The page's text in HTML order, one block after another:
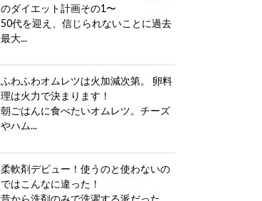
のダイエット計画その1〜
50代を迎え、信じられないことに過去
最大...
ふわふわオムレツは火加減次第。 卵料
理は火力で決まります！
朝ごはんに食べたいオムレツ。チーズ
やハム...
柔軟剤デビュー！使うのと使わないの
ではこんなに違った！
昔から洗剤のみで洗濯する派だった